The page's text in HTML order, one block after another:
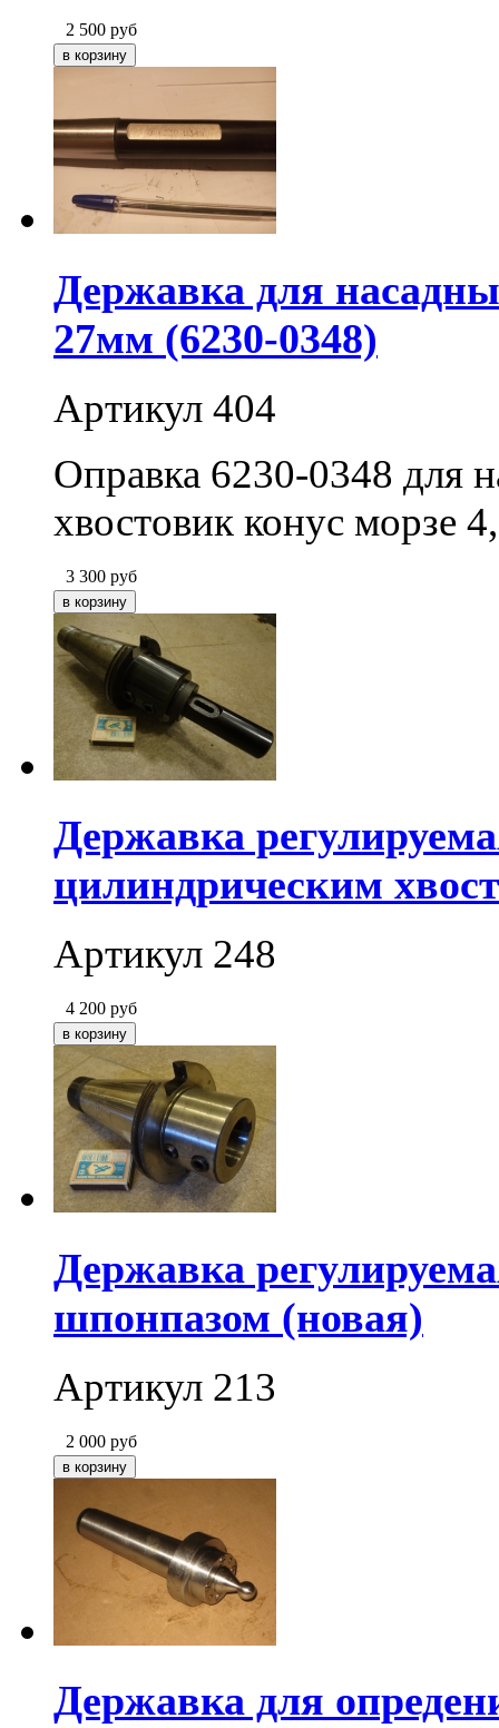
2 500 руб
Державка для
27мм (6230-0348)
Артикул 404
Оправка 6230-0348 для
хвостовик конус морзе
3 300 руб
Державка
цилиндрическим
Артикул 248
4 200 руб
Державка
шпонпазом (новая)
Артикул 213
2 000 руб
Державка для